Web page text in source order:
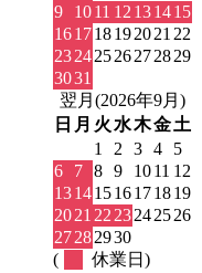
9
1011 12 131415
161718192021 22
23242526272829
3031
翌月(2026年9月)
日 月 火 水木金土
1
2 3 4
5
6
7 8 9 1011 12
13141516171819
2021 22 23242526
27282930
(
休業日)